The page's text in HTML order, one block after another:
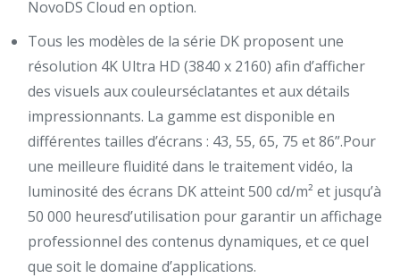
NovoDS Cloud en option.
Tous les modèles de la série DK proposent une
résolution 4K Ultra HD (3840 x 2160) afin d’afficher
des visuels aux couleurséclatantes et aux détails
impressionnants. La gamme est disponible en
différentes tailles d’écrans : 43, 55, 65, 75 et 86”.Pour
une meilleure fluidité dans le traitement vidéo, la
luminosité des écrans DK atteint 500 cd/m² et jusqu’à
50 000 heuresd’utilisation pour garantir un affichage
professionnel des contenus dynamiques, et ce quel
que soit le domaine d’applications.